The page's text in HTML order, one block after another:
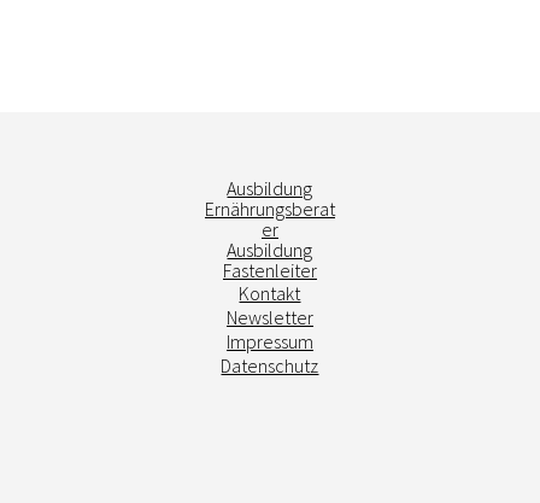
Ausbildung
Ernährungsberat
er
Ausbildung
Fastenleiter
Kontakt
Newsletter
Impressum
Datenschutz